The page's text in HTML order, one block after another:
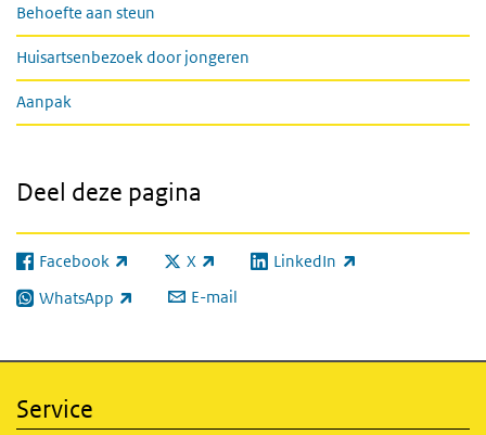
Behoefte aan steun
Huisartsenbezoek door jongeren
Aanpak
Deel deze pagina
Facebook
(externe link) X
(externe link) LinkedIn
(externe link)
WhatsApp
(externe link) E-mail
Service